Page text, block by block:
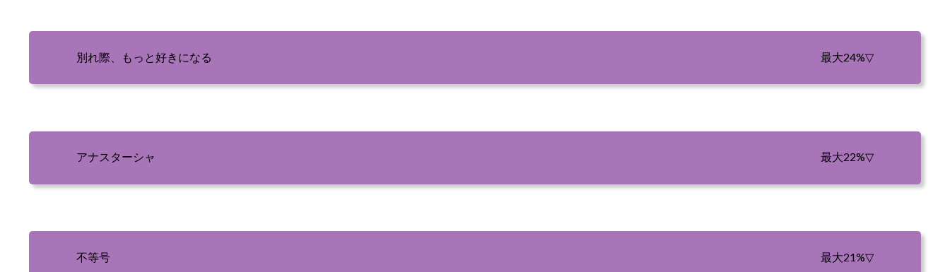
別れ際、もっと好きになる 最大24%▽
アナスターシャ 最大22%▽
不等号 最大21%▽